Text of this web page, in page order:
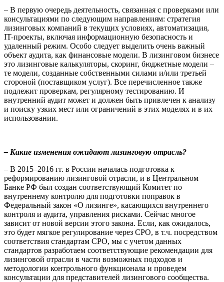
– В первую очередь деятельность, связанная с проверками или
консультациями по следующим направлениям: стратегия
лизинговых компаний в текущих условиях, автоматизация,
IT-проекты, включая информационную безопасность и
удаленный режим. Особо следует выделить очень важный
объект аудита, как финансовые модели. В лизинговом бизнесе
это лизинговые калькуляторы, скоринг, бюджетные модели –
те модели, созданные собственными силами и/или третьей
стороной (поставщиком услуг). Все перечисленное также
подлежит проверкам, регулярному тестированию. И
внутренний аудит может и должен быть привлечен к анализу
и поиску узких мест или ограничений в этих моделях и в их
использовании.
– Какие изменения ожидают лизинговую отрасль?
– В 2015–2016 гг. в России началась подготовка к
реформированию лизинговой отрасли, и в Центральном
Банке РФ был создан соответствующий Комитет по
внутреннему контролю для подготовки поправок в
Федеральный закон «О лизинге», касающихся внутреннего
контроля и аудита, управления рисками. Сейчас многое
зависит от новой версии этого закона. Если, как ожидалось,
это будет мягкое регулирование через СРО, в т.ч. посредством
соответствия стандартам СРО, мы с учетом данных
стандартов разработаем соответствующие рекомендации для
лизинговой отрасли в части возможных подходов и
методологии контрольного функционала и проведем
консультации для представителей лизингового сообщества.